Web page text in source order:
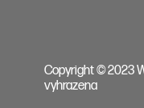
Copyright © 2023
vyhrazena